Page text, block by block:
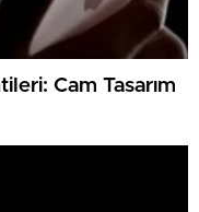
Cam Tasarım